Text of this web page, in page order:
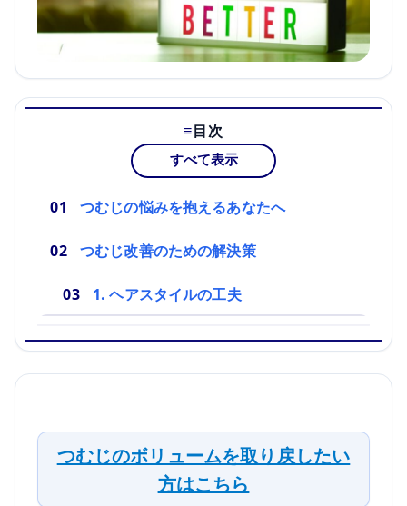
目次
すべて表示
つむじの悩みを抱えるあなたへ
つむじ改善のための解決策
1. ヘアスタイルの工夫
つむじのボリュームを取り戻したい
方はこちら